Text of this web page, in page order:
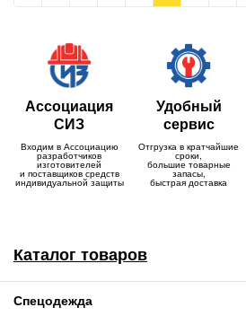
Ассоциация
СИЗ
Входим в Ассоциацию
разработчиков
изготовителей
и поставщиков средств
индивидуальной защиты
Удобный
сервис
Отгрузка в кратчайшие
сроки,
большие товарные
запасы,
быстрая доставка
Каталог товаров
Спецодежда